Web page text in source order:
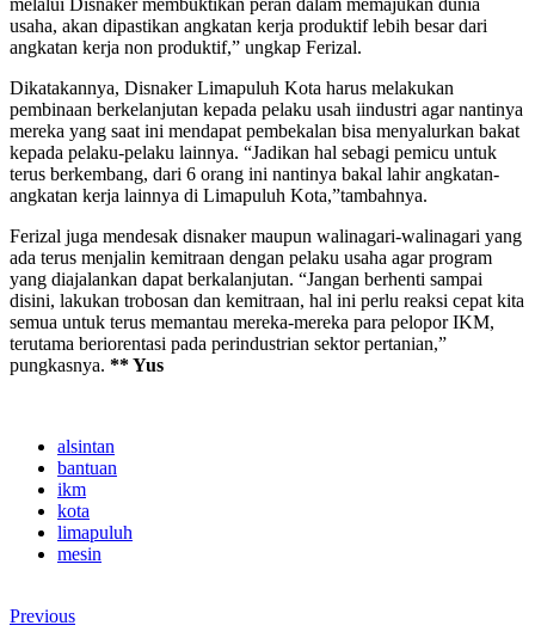
usaha, akan dipastikan angkatan kerja produktif lebih besar dari
angkatan kerja non produktif,” ungkap Ferizal.
Dikatakannya, Disnaker Limapuluh Kota harus melakukan
pembinaan berkelanjutan kepada pelaku usah iindustri agar nantinya
mereka yang saat ini mendapat pembekalan bisa menyalurkan bakat
kepada pelaku-pelaku lainnya. “Jadikan hal sebagi pemicu untuk
terus berkembang, dari 6 orang ini nantinya bakal lahir angkatan-
angkatan kerja lainnya di Limapuluh Kota,”tambahnya.
Ferizal juga mendesak disnaker maupun walinagari-walinagari yang
ada terus menjalin kemitraan dengan pelaku usaha agar program
yang diajalankan dapat berkalanjutan. “Jangan berhenti sampai
disini, lakukan trobosan dan kemitraan, hal ini perlu reaksi cepat kita
semua untuk terus memantau mereka-mereka para pelopor IKM,
terutama beriorentasi pada perindustrian sektor pertanian,”
pungkasnya. ** Yus
alsintan
bantuan
ikm
kota
limapuluh
mesin
Previous